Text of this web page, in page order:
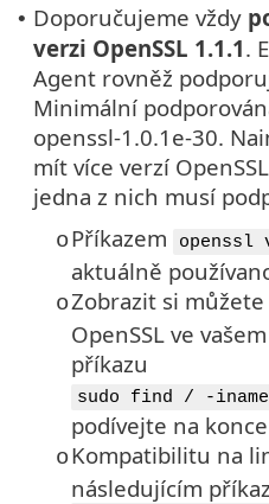
• Doporučujeme vždy
verzi OpenSSL 1.1.1.
Agent rovněž
Minimální
openssl-1.0.1e-30.
mít více verzí
jedna z nich musí
oPříkazem openssl
aktuálně
oZobrazit si
OpenSSL ve
příkazu
sudo find / -
podívejte na
oKompatibilitu na
následujícím